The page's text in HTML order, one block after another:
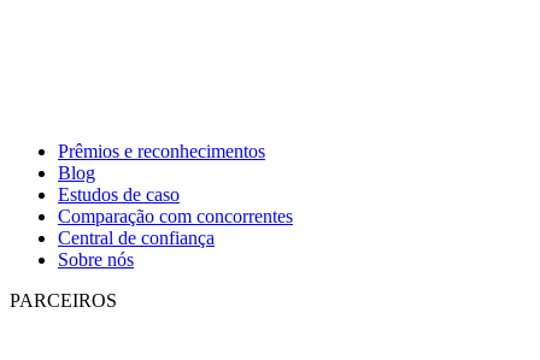
Prêmios e reconhecimentos
Blog
Estudos de caso
Comparação com concorrentes
Central de confiança
Sobre nós
PARCEIROS